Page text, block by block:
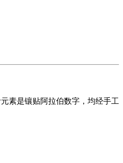
素是镶贴阿拉伯数字，均经手工